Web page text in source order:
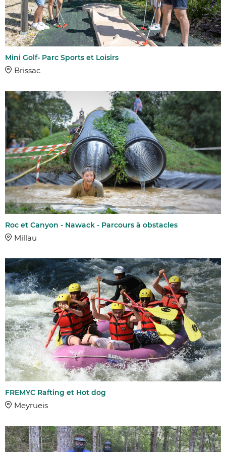
Mini Golf- Parc Sports et Loisirs
Brissac
Roc et Canyon - Nawack - Parcours à obstacles
Millau
FREMYC Rafting et Hot dog
Meyrueis